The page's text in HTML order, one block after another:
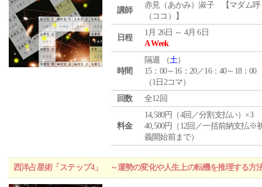
講師
赤見（あかみ）淑子 【マダム呼
（ココ）】
日程
1月 26日 ～ 4月 6日
A Week
時間
隔週 （土）
15：00～16：20／16：40～18：00
（1日2コマ）
回数
全12回
料金
14,580円（4回／分割支払い）×3
40,500円（12回／一括前納支払※
義開始前まで）
西洋占星術「ステップ4」 ～運勢の変化や人生上の転機を推理する方